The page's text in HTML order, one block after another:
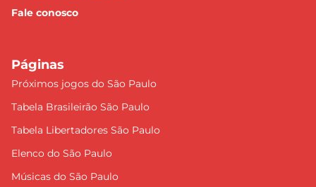
Fale conosco
Páginas
Próximos jogos do São Paulo
Tabela Brasileirão São Paulo
Tabela Libertadores São Paulo
Elenco do São Paulo
Músicas do São Paulo